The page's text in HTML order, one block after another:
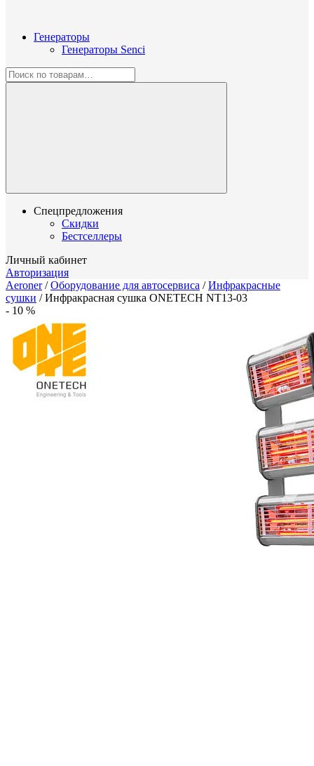
Генераторы
Генераторы Senci
Спецпредложения
Скидки
Бестселлеры
Личный кабинет
Авторизация
Aeroner/Оборудование для автосервиса /Инфракрасные
сушки /Инфракрасная сушка ONETECH NT13-03
- 10 %